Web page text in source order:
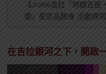
【JURA吉拉「跨越吉距
嚮」星空品酩會 活動資訊
在吉拉銀河之下，開啟